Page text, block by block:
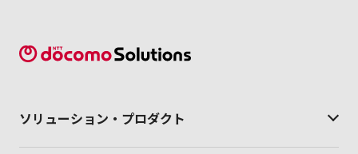
ソリューション・ プロダクト